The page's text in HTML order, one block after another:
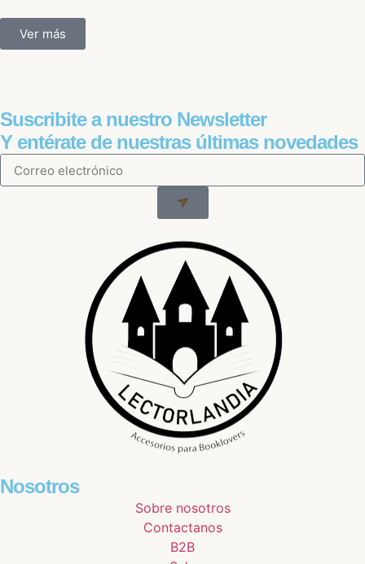
Ver más
Suscribite a nuestro Newsletter
Y entérate de nuestras últimas novedades
Nosotros
Sobre nosotros
Contactanos
B2B